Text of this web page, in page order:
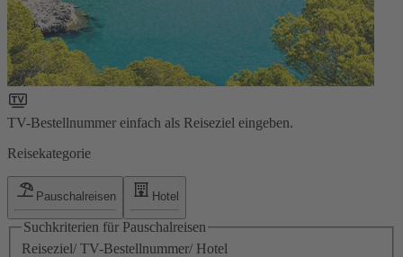
TV-Bestellnummer einfach als Reiseziel eingeben.
Reisekategorie
Pauschalreisen Hotel
Suchkriterien für Pauschalreisen
Reiseziel/ TV-Bestellnummer/ Hotel